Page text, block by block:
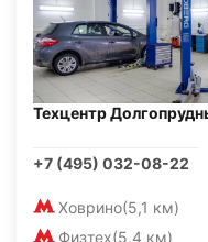
Техцентр
+7 (495) 032-08-22
Ховрино(5,1 км)
Физтех(5,4 км)